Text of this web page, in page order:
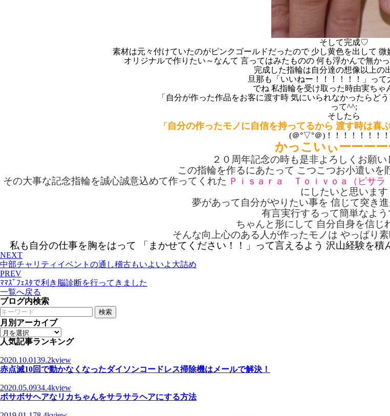
そして完成♡
素材は元々付けていたのがピンクゴールドだったので 少し黄色を出して
オリジナルで作りたい～なんて 言ってはみたものの 何も浮かんで無か
完成した指輪は自分達の想像以上の
旦那も「いいねー！！！！！！」って
でね 私指輪を受け取った時由実ちゃ
「自分が作った作品をお客に渡す時 気にいられなかったらど
って^^;
そしたら
「 自分の作ったモノに自信を持ってるから 渡す時は喜
(＠°▽°＠)！！！！！！！！
かっこいぃーーーー
２０周年記念の時も是非よろしくお願
この指輪を作るにあたって こつこつお小遣いを
その大事な記念指輪を誠心誠意込めて作ってくれた Ｐｉｓａｒａ Ｔｏｉｖｏａ（ピサ
にしたいと思います
夢があって自分がやりたい事を 信じて突き
有言実行するって簡単なよ
ちゃんと形にして 自分自身を信じ
そんな向上心のある人が作ったモノは やっぱり
私も自分の仕事を胸をはって 「まかせてください！！」って言えるよう 沢山経験を
NEXT
中部チャリティイベントの通し稽古もいよいよ大詰め
PREV
ﾏﾏｽﾞﾌｪｽﾀで利き脳診断を行ってきました
一覧へ戻る
ブログ内検索
検索
月別アーカイブ
人気記事ランキング
2020.10.0139.2kview
赤点滅10回で動かなくなったダイソンコードレス掃除機はメールで解決！
2020.05.0934.4kview
ボサボサヘアなリカちゃんをサラサラヘアにする方法